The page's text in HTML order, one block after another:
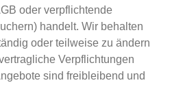
oder verpflichtende
handelt. Wir behalten
oder teilweise zu ändern
Verpflichtungen
sind freibleibend und